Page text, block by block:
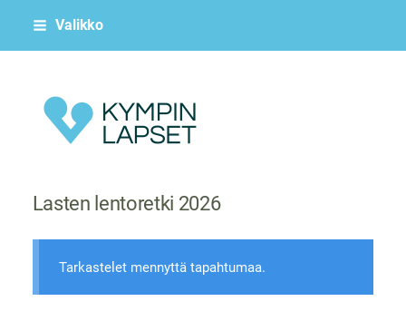
Siirry
Valikko
Kympin Lapset ry
Lasten lentoretki 2026
Tarkastelet mennyttä tapahtumaa.